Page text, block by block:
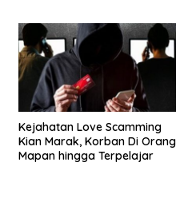
Kejahatan Love Scamming
Kian Marak, Korban Di Orang
Mapan hingga Terpelajar